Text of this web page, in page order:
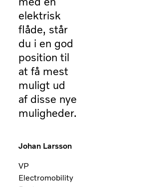
elektrisk
flåde, står
du i en god
position til
at få mest
muligt ud
af disse nye
muligheder.
Johan Larsson
VP
Electromobility